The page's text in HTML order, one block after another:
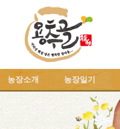
농장소개 농장일기